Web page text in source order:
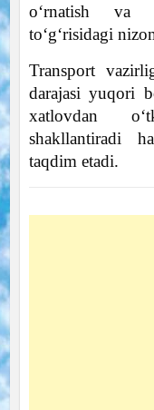
o‘rnatish va
to‘g‘risidagi
Transport
darajasi yuqori
xatlovdan
shakllantiradi
taqdim etadi.